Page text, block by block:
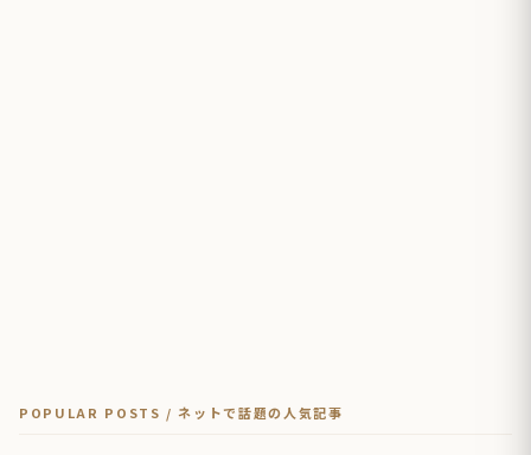
POPULAR POSTS / ネットで話題の人気記事